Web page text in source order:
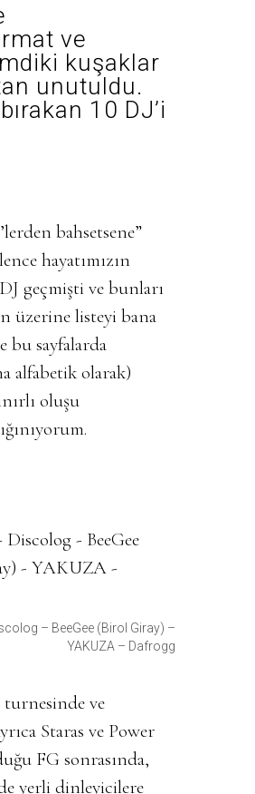
ve
kuşaklar
unutuldu.
10 DJ’i
bahsetsene”
hayatımızın
geçmişti ve bunları
üzerine listeyi bana
bu sayfalarda
alfabetik olarak)
oluşu
– BeeGee (Birol Giray) –
YAKUZA – Dafrogg
turnesinde ve
Staras ve Power
FG sonrasında,
yerli dinleyicilere